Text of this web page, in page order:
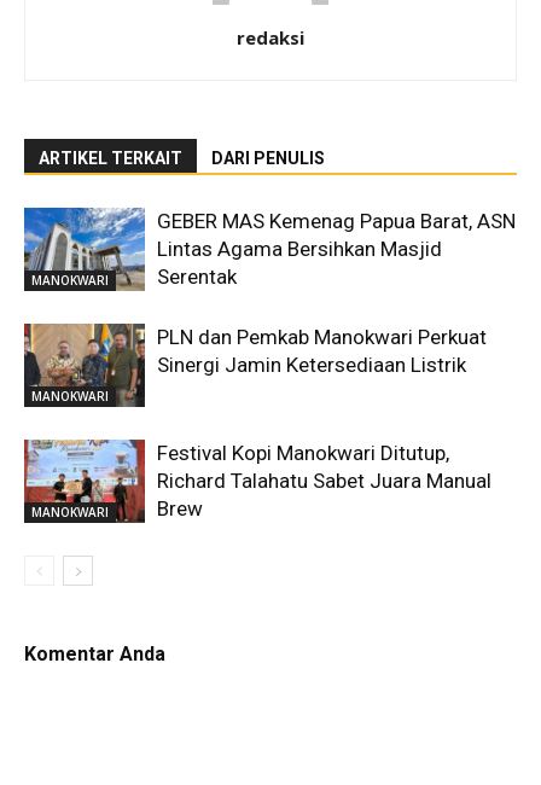
redaksi
ARTIKEL TERKAIT DARI PENULIS
MANOKWARI
GEBER MAS Kemenag Papua Barat, ASN
Lintas Agama Bersihkan Masjid
Serentak
MANOKWARI
PLN dan Pemkab Manokwari Perkuat
Sinergi Jamin Ketersediaan Listrik
MANOKWARI
Festival Kopi Manokwari Ditutup,
Richard Talahatu Sabet Juara Manual
Brew
Komentar Anda